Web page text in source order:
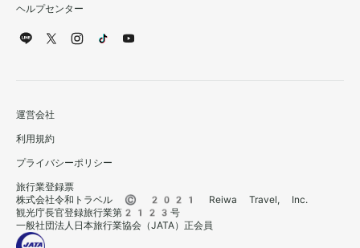
ヘルプセンター
運営会社
利用規約
プライバシーポリシー
旅行業登録票
株式会社令和トラベル © 2021 Reiwa Travel, Inc.
観光庁長官登録旅行業第2123号
一般社団法人日本旅行業協会（JATA）正会員